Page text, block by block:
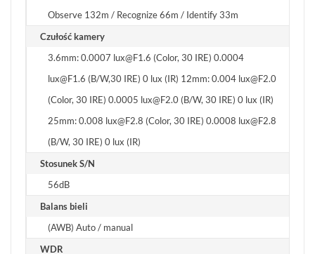
Observe 132m / Recognize 66m / Identify 33m
Czułość kamery
3.6mm: 0.0007 lux@F1.6 (Color, 30 IRE) 0.0004
lux@F1.6 (B/W,30 IRE) 0 lux (IR) 12mm: 0.004 lux@F2.0
(Color, 30 IRE) 0.0005 lux@F2.0 (B/W, 30 IRE) 0 lux (IR)
25mm: 0.008 lux@F2.8 (Color, 30 IRE) 0.0008 lux@F2.8
(B/W, 30 IRE) 0 lux (IR)
Stosunek S/N
56dB
Balans bieli
(AWB) Auto / manual
WDR